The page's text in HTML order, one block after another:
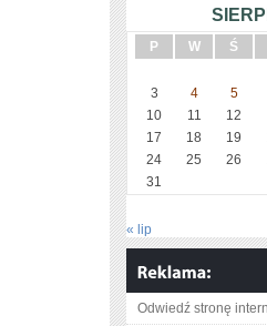
P W Ś
3
4 5
10
11 12
17
18 19
24
25 26
31
« lip
Odwiedź stronę